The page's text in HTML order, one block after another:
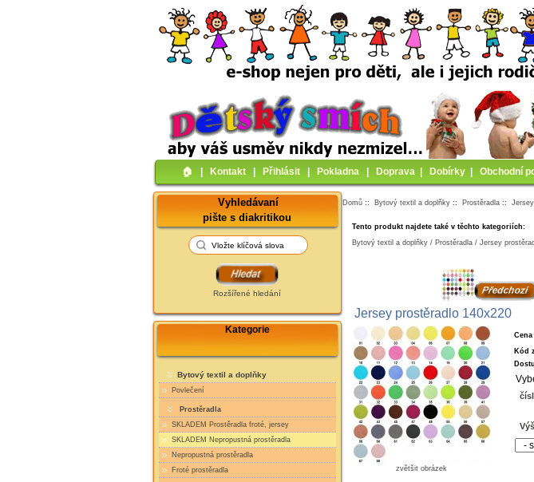
🏠︎ Kontakt Přihlásit Pokladna Doprava Dobírky Obchodní
Vyhledávaní
pište s diakritikou
Rozšířené hledání
Kategorie
Bytový textil a doplňky
Povlečení
Prostěradla
SKLADEM Prostěradla froté, jersey
SKLADEM Nepropustná prostěradla
Nepropustná prostěradla
Froté prostěradla
Domů :: Bytový textil a doplňky :: Prostěradla ::
Tento produkt najdete také v těchto kategoriích:
Bytový textil a doplňky / Prostěradla / Jersey
Jersey prostěradlo 140x220
zvětšit obrázek
Cena
Kód